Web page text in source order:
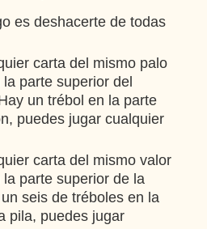
es deshacerte de todas
carta del mismo palo
parte superior del
un trébol en la parte
puedes jugar cualquier
carta del mismo valor
parte superior de la
seis de tréboles en la
pila, puedes jugar